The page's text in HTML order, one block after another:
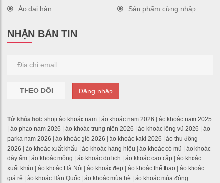
Áo đại hàn
Sản phẩm dừng nhập
NHẬN BẢN TIN
THEO DÕI Đăng nhập
Từ khóa hot: shop áo khoác nam áo khoác nam 2026
áo khoác nam 2025
áo phao nam 2026 áo khoác trung niên 2026 áo khoác lông vũ 2026
áo
parka nam 2026
áo khoác gió 2026 áo khoác kaki 2026
áo thu đông
2026
áo khoác xuất khẩu áo khoác hàng hiệu áo khoác có mũ
áo khoác
dày ấm
áo khoác mỏng áo khoác du lịch áo khoác cao cấp
áo khoác
xuất khẩu
áo khoác Hà Nội áo khoác đẹp áo khoác thể thao
áo khoác
giá rẻ
áo khoác Hàn Quốc áo khoác mùa hè áo khoác mùa đông